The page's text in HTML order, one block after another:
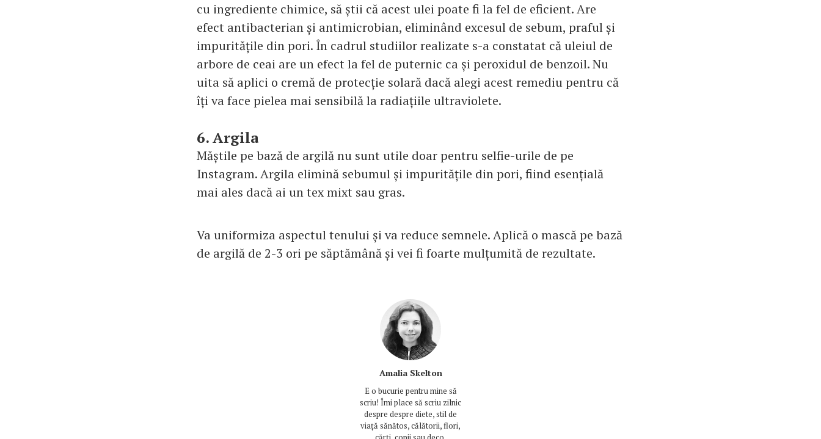
cu ingrediente chimice, să știi că acest ulei poate fi la fel de eficient. Are
efect antibacterian și antimicrobian, eliminând excesul de sebum, praful și
impuritățile din pori. În cadrul studiilor realizate s-a constatat că uleiul de
arbore de ceai are un efect la fel de puternic ca și peroxidul de benzoil. Nu
uita să aplici o cremă de protecție solară dacă alegi acest remediu pentru că
îți va face pielea mai sensibilă la radiațiile ultraviolete.
6. Argila
Măștile pe bază de argilă nu sunt utile doar pentru selfie-urile de pe
Instagram. Argila elimină sebumul și impuritățile din pori, fiind esențială
mai ales dacă ai un tex mixt sau gras.
Va uniformiza aspectul tenului și va reduce semnele. Aplică o mască pe bază
de argilă de 2-3 ori pe săptămână și vei fi foarte mulțumită de rezultate.
Amalia Skelton
E o bucurie pentru mine să
scriu! Îmi place să scriu zilnic
despre despre diete, stil de
viață sănătos, călătorii, flori,